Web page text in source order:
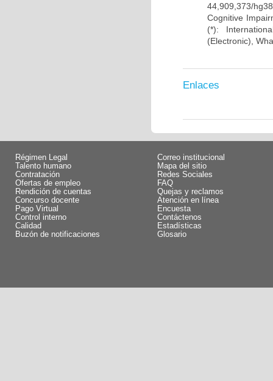
44,909,373/
Cognitive
(*):
(Electronic),
Enlaces
Régimen Legal
Talento humano
Contratación
Ofertas de empleo
Rendición de cuentas
Concurso docente
Pago Virtual
Control interno
Calidad
Buzón de notificaciones
Correo institucional
Mapa del sitio
Redes Sociales
FAQ
Quejas y reclamos
Atención en línea
Encuesta
Contáctenos
Estadísticas
Glosario